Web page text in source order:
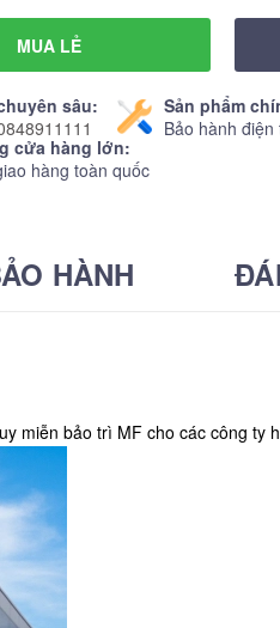
MUA LẺ
sâu:
Sản phẩm
Bảo hành
cửa hàng lớn:
hàng toàn quốc
HÀNH
miễn bảo trì MF cho các công ty